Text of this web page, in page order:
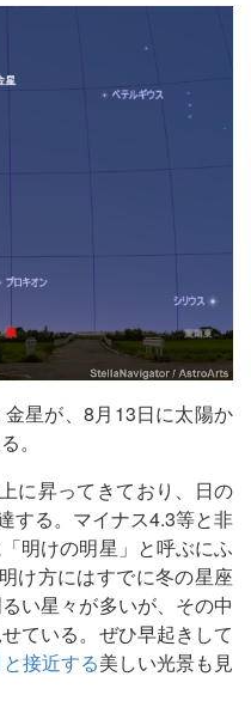
星が、8月13日に太陽か
。
に昇ってきており、日の
する。マイナス4.3等と非
明けの明星」と呼ぶにふ
け方にはすでに冬の星座
い星々が多いが、その中
ている。ぜひ早起きして
接近する美しい光景も見